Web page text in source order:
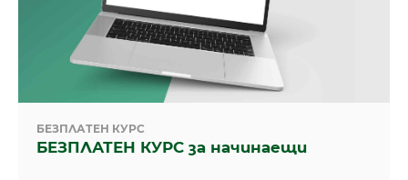
БЕЗПЛАТЕН КУРС
БЕЗПЛАТЕН КУРС за начинаещи